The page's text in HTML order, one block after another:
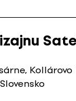
Kollárovo